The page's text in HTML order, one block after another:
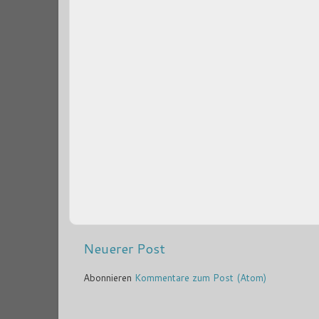
Neuerer Post
Abonnieren Kommentare zum Post (Atom)